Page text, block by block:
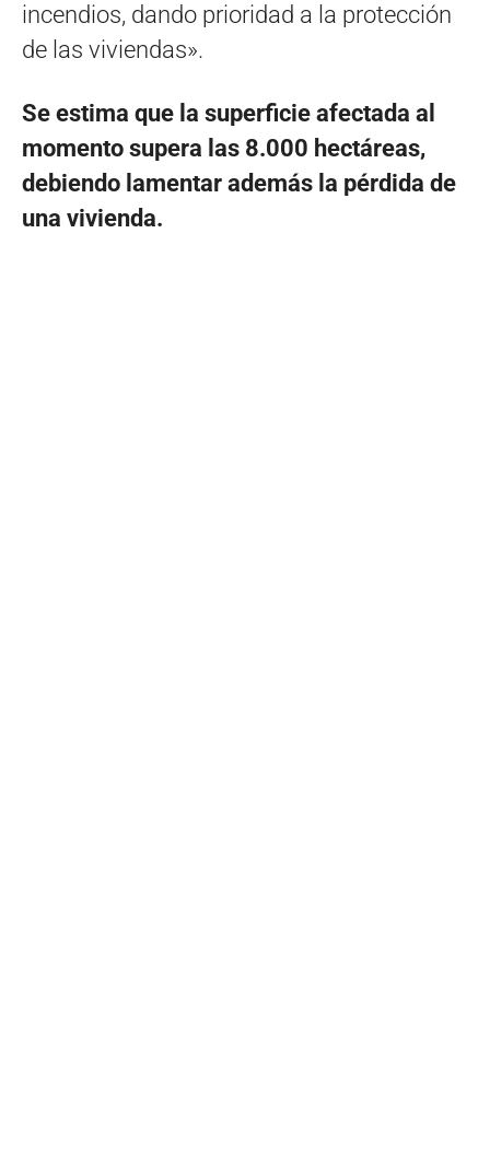
incendios, dando prioridad a la protección
de las viviendas».
Se estima que la superficie afectada al
momento supera las 8.000 hectáreas,
debiendo lamentar además la pérdida de
una vivienda.